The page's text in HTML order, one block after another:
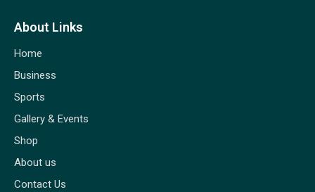
About Links
Home
Business
Sports
Gallery & Events
Shop
About us
Contact Us